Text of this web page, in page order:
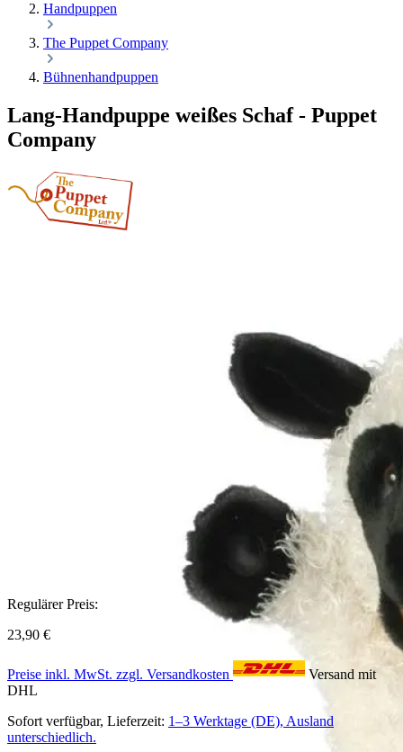
Handpuppen
The Puppet Company
Bühnenhandpuppen
Lang-Handpuppe weißes Schaf - Puppet
Company
Regulärer Preis:
23,90 €
Preise inkl. MwSt. zzgl. Versandkosten
Versand mit
DHL
Sofort verfügbar, Lieferzeit: 1–3 Werktage (DE), Ausland
unterschiedlich.